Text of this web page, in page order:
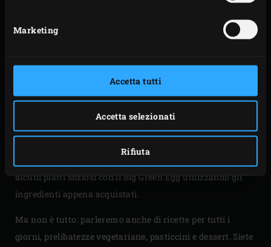
Marketing
Accetta tutti
Accetta selezionati
Rifiuta
In questo numero di Enjoy! dedicato all’autunno e
alcuni piatti sfiziosi con il Big Green Egg utilizzando gli
ingredienti appena acquistati.
Ma non è tutto: parleremo anche di ricette per tutti i
giorni, prelibatezze vegetariane, pasticcini e dessert. Siete